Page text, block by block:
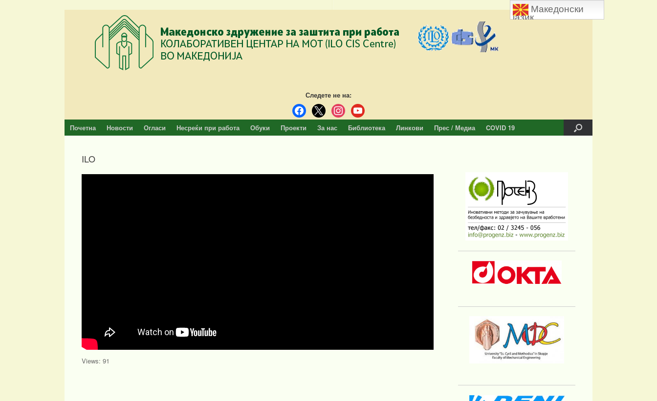
Следете не на:
facebook
x instagramyoutube
Почетна Новости Огласи Несреќи при работа Обуки Проекти За нас Библиотека Линкови Прес / Медиа COVID 19
ILO
Views: 91
Македонски
јазик